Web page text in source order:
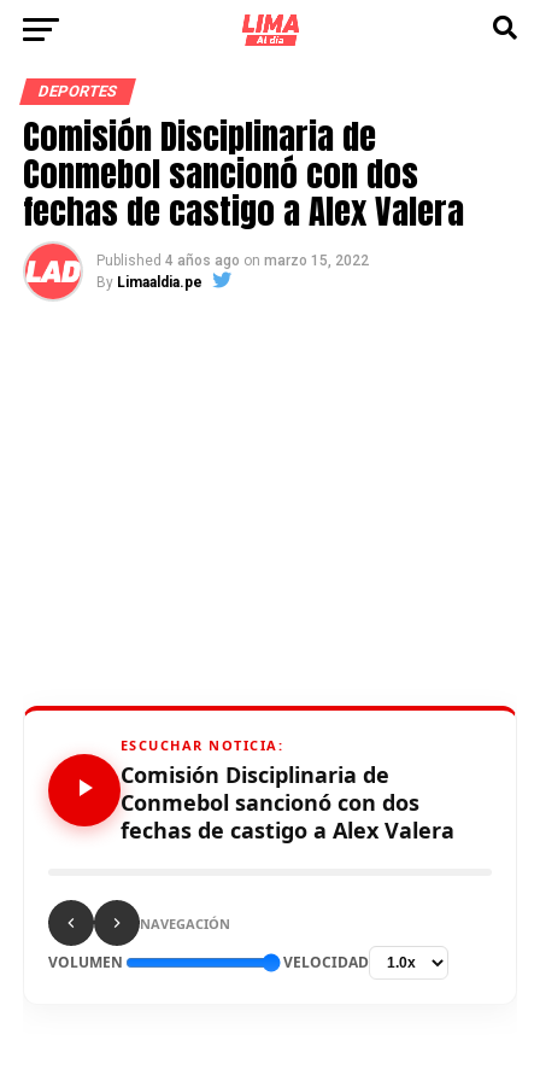
DEPORTES
Comisión Disciplinaria de
Conmebol sancionó con dos
fechas de castigo a Alex Valera
Published 4 años ago on marzo 15, 2022
By Limaaldia.pe
ESCUCHAR NOTICIA:
Comisión Disciplinaria de
Conmebol sancionó con dos
fechas de castigo a Alex Valera
NAVEGACIÓN
VOLUMEN VELOCIDAD